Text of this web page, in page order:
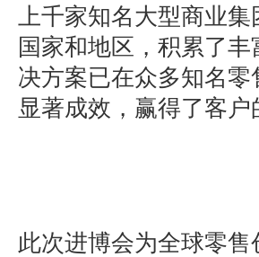
上千家知名大型商业
国家和地区，积累了
决方案已在众多知名
显著成效，赢得了客
此次进博会为全球零